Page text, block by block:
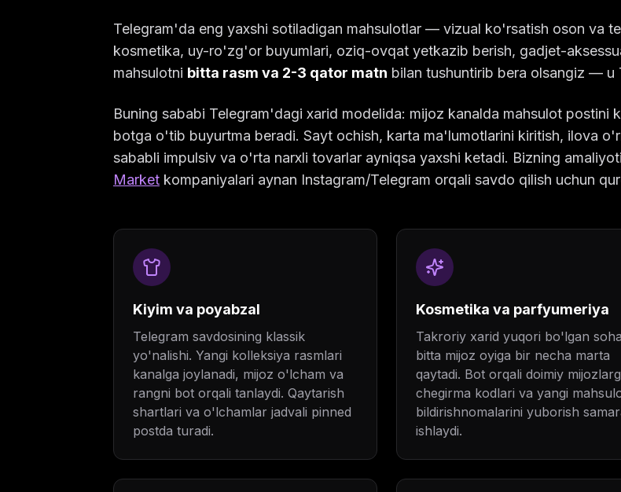
Telegram'da eng yaxshi sotiladigan mahsulotlar — vizual ko'rsatish oson va
kosmetika, uy-ro'zg'or buyumlari, oziq-ovqat yetkazib berish, gadjet-
mahsulotni bitta rasm va 2-3 qator matn bilan tushuntirib bera olsangiz — u
Buning sababi Telegram'dagi xarid modelida: mijoz kanalda mahsulot
botga o'tib buyurtma beradi. Sayt ochish, karta ma'lumotlarini kiritish, ilova
sababli impulsiv va o'rta narxli tovarlar ayniqsa yaxshi ketadi. Bizning
Market kompaniyalari aynan Instagram/Telegram orqali savdo qilish uchun
Kiyim va poyabzal
Telegram savdosining klassik
yo'nalishi. Yangi kolleksiya rasmlari
kanalga joylanadi, mijoz o'lcham va
rangni bot orqali tanlaydi. Qaytarish
shartlari va o'lchamlar jadvali pinned
postda turadi.
Kosmetika va parfyumeriya
Takroriy xarid yuqori bo'lgan
bitta mijoz oyiga bir necha marta
qaytadi. Bot orqali doimiy
chegirma kodlari va yangi
bildirishnomalarini yuborish
ishlaydi.